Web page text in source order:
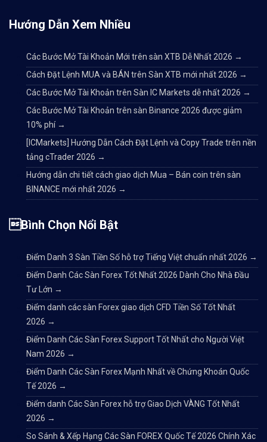
Hướng Dẫn Xem Nhiều
Các Bước Mở Tài Khoản Mới trên sàn XTB Dễ Nhất 2026 →
Cách Đặt Lệnh MUA và BÁN trên Sàn XTB mới nhất 2026 →
Các Bước Mở Tài Khoản trên Sàn IC Markets dễ nhất 2026 →
Các Bước Mở Tài Khoản trên sàn Binance 2026 được giảm
10% phí →
[ICMarkets] Hướng Dẫn Cách Đặt Lệnh và Copy Trade trên nền
tảng cTrader 2026 →
Hướng dẫn chi tiết cách giao dịch Mua – Bán coin trên sàn
BINANCE mới nhất 2026 →
Bình Chọn Nổi Bật
Điểm Danh 3 Sàn Tiền Số hỗ trợ Tiếng Việt chuẩn nhất 2026 →
Điểm Danh Các Sàn Forex Tốt Nhất 2026 Dành Cho Nhà Đầu
Tư Lớn →
Điểm danh các sàn Forex giao dịch CFD Tiền Số Tốt Nhất
2026 →
Điểm Danh Các Sàn Forex Support Tốt Nhất cho Người Việt
Nam 2026 →
Điểm Danh Các Sàn Forex Mạnh Nhất về Chứng Khoán Quốc
Tế 2026 →
Điểm danh Các Sàn Forex hỗ trợ Giao Dịch VÀNG Tốt Nhất
2026 →
So Sánh & Xếp Hạng Các Sàn FOREX Quốc Tế 2026 Chính Xác